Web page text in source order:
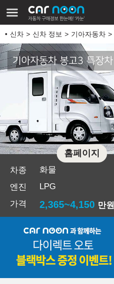
신차 신차 정보 기아자동차
기아자동차 봉고3 특장차
차종
화물
엔진
LPG
가격
2,365~4,150 만원
홈페이지